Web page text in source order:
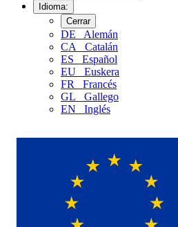
Idioma:
Cerrar
DE
Alemán
CA
Catalán
ES
Español
EU
Euskera
FR
Francés
GL
Gallego
EN
Inglés